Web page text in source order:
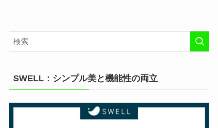
画
画
画
面
SWELL：シンプル美と機能性の両立